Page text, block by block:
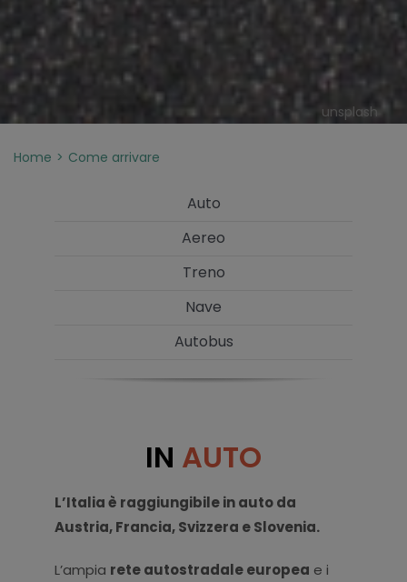
unsplash
Home Come arrivare
Auto
Aereo
Treno
Nave
Autobus
IN AUTO
L’Italia è raggiungibile in auto da
Austria, Francia, Svizzera e Slovenia.
L’ampia rete autostradale europea e i